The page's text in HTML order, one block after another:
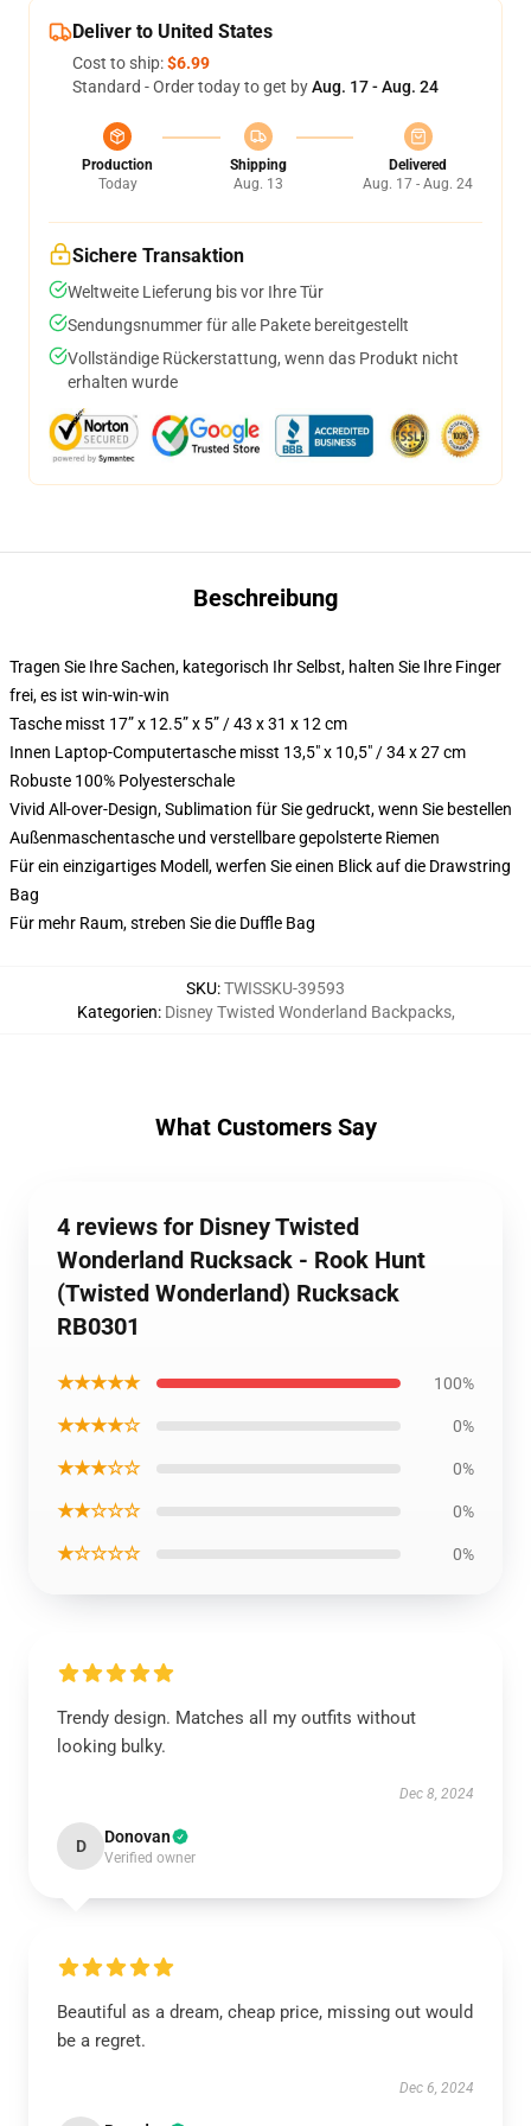
Deliver to United States
Cost to ship:$6.99
Standard - Order today to get byAug. 17 - Aug. 24
Production
Today
Shipping
Aug. 13
Delivered
Aug. 17 - Aug. 24
Sichere Transaktion
Weltweite Lieferung bis vor Ihre Tür
Sendungsnummer für alle Pakete bereitgestellt
Vollständige Rückerstattung, wenn das Produkt nicht
erhalten wurde
Beschreibung
Tragen Sie Ihre Sachen, kategorisch Ihr Selbst, halten Sie Ihre Finger
frei, es ist win-win-win
Tasche misst 17” x 12.5” x 5” / 43 x 31 x 12 cm
Innen Laptop-Computertasche misst 13,5" x 10,5" / 34 x 27 cm
Robuste 100% Polyesterschale
Vivid All-over-Design, Sublimation für Sie gedruckt, wenn Sie bestellen
Außenmaschentasche und verstellbare gepolsterte Riemen
Für ein einzigartiges Modell, werfen Sie einen Blick auf die Drawstring
Bag
Für mehr Raum, streben Sie die Duffle Bag
SKU:TWISSKU-39593
Kategorien: Disney Twisted Wonderland Backpacks,
What Customers Say
4 reviews for Disney Twisted
Wonderland Rucksack - Rook Hunt
(Twisted Wonderland) Rucksack
RB0301
★★★★★ 100%
★★★★☆ 0%
★★★☆☆ 0%
★★☆☆☆ 0%
★☆☆☆☆ 0%
Trendy design. Matches all my outfits without
looking bulky.
Dec 8, 2024
D Donovan
Verified owner
Beautiful as a dream, cheap price, missing out would
be a regret.
Dec 6, 2024